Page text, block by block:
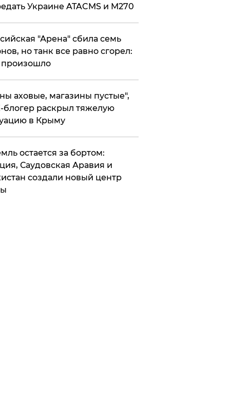
Украине ATACMS и M270
"Арена" сбила семь
но танк все равно сгорел:
произошло
аховые, магазины пустые",
раскрыл тяжелую
в Крыму
остается за бортом:
Саудовская Аравия и
создали новый центр